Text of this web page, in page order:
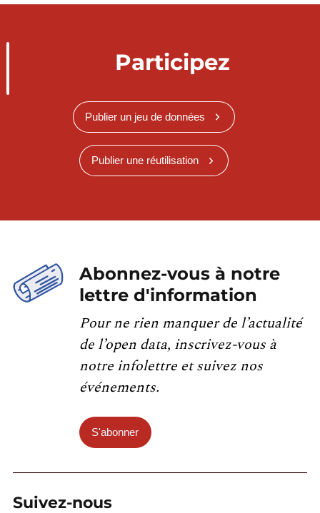
Participez
Publier un jeu de données
Publier une réutilisation
Abonnez-vous à notre
lettre d'information
Pour ne rien manquer de l’actualité
de l’open data, inscrivez-vous à
notre infolettre et suivez nos
événements.
S'abonner
Suivez-nous